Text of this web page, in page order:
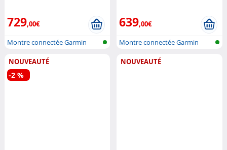
729,00€
Montre connectée Garmin
639,00€
Montre connectée Garmin
NOUVEAUTÉ
-2 %
NOUVEAUTÉ